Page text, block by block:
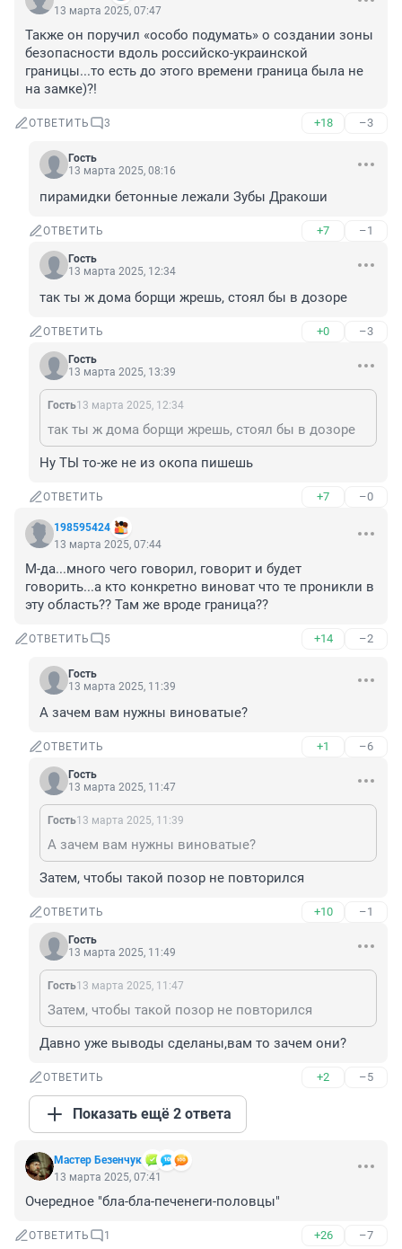
13 марта 2025, 07:47
Также он поручил «особо подумать» о создании зоны
безопасности вдоль российско-украинской
границы...то есть до этого времени граница была не
на замке)?!
ОТВЕТИТЬ 3 +18 –3
Гость
13 марта 2025, 08:16
пирамидки бетонные лежали Зубы Дракоши
ОТВЕТИТЬ +7 –1
Гость
13 марта 2025, 12:34
так ты ж дома борщи жрешь, стоял бы в дозоре
ОТВЕТИТЬ +0 –3
Гость
13 марта 2025, 13:39
Гость13 марта 2025, 12:34
так ты ж дома борщи жрешь, стоял бы в дозоре
Ну ТЫ то-же не из окопа пишешь
ОТВЕТИТЬ +7 –0
198595424
13 марта 2025, 07:44
М-да...много чего говорил, говорит и будет
говорить...а кто конкретно виноват что те проникли в
эту область?? Там же вроде граница??
ОТВЕТИТЬ 5 +14 –2
Гость
13 марта 2025, 11:39
А зачем вам нужны виноватые?
ОТВЕТИТЬ +1 –6
Гость
13 марта 2025, 11:47
Гость13 марта 2025, 11:39
А зачем вам нужны виноватые?
Затем, чтобы такой позор не повторился
ОТВЕТИТЬ +10 –1
Гость
13 марта 2025, 11:49
Гость13 марта 2025, 11:47
Затем, чтобы такой позор не повторился
Давно уже выводы сделаны,вам то зачем они?
ОТВЕТИТЬ +2 –5
Показать ещё 2 ответа
Мастер Безенчук
13 марта 2025, 07:41
Очередное "бла-бла-печенеги-половцы"
ОТВЕТИТЬ 1 +26 –7